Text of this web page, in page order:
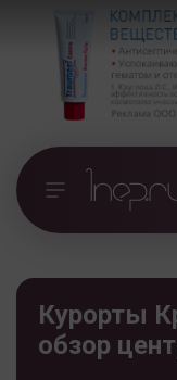
Курорты
обзор